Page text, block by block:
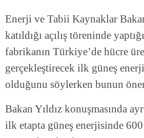
Enerji ve Tabii Kaynaklar
katıldığı açılış töreninde
fabrikanın Türkiye’de hücre
gerçekleştirecek ilk güneş
olduğunu söylerken bunun
Bakan Yıldız konuşmasında
ilk etapta güneş enerjisinde 600